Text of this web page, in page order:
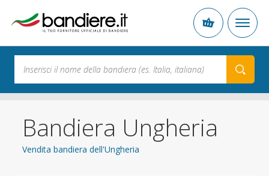
Bandiera Ungheria
Vendita bandiera dell'Ungheria